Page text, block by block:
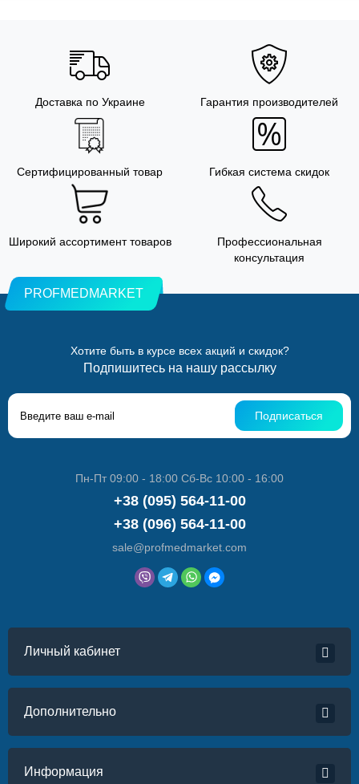
Доставка по Украине Гарантия производителей
Сертифицированный товар Гибкая система скидок
Широкий ассортимент товаров
Профессиональная
консультация
PROFMEDMARKET
Хотите быть в курсе всех акций и скидок?
Подпишитесь на нашу рассылку
Подписаться
Пн-Пт 09:00 - 18:00 Сб-Вс 10:00 - 16:00
+38 (095) 564-11-00
+38 (096) 564-11-00
sale@profmedmarket.com
Личный кабинет
Дополнительно
Информация